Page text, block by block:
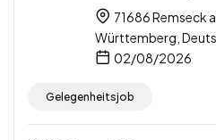
71686 Remseck
Württemberg,
02/08/2026
Gelegenheitsjob